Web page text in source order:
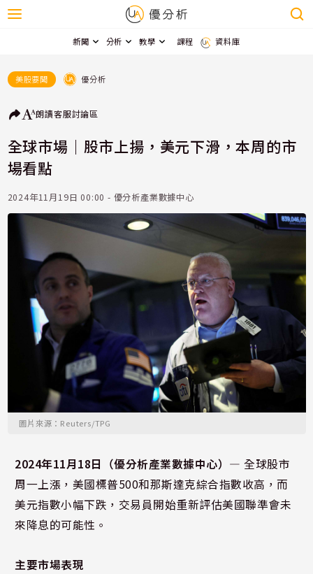
新聞 分析 教學 課程 資料庫
美股要聞 優分析
朗讀客服討論區
全球市場｜股市上揚，美元下滑，本周的市
場看點
2024年11月19日 00:00 - 優分析產業數據中心
圖片來源：Reuters/TPG
2024年11月18日（優分析產業數據中心）—全球股市
周一上漲，美國標普500和那斯達克綜合指數收高，而
美元指數小幅下跌，交易員開始重新評估美國聯準會未
來降息的可能性。
主要市場表現